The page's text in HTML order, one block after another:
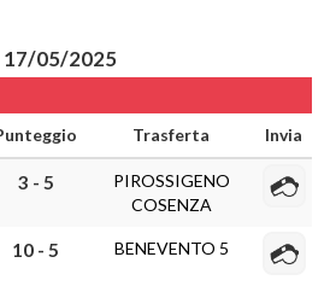
17/05/2025
Trasferta Invia
3 - 5
PIROSSIGENO
COSENZA
10 - 5 BENEVENTO 5